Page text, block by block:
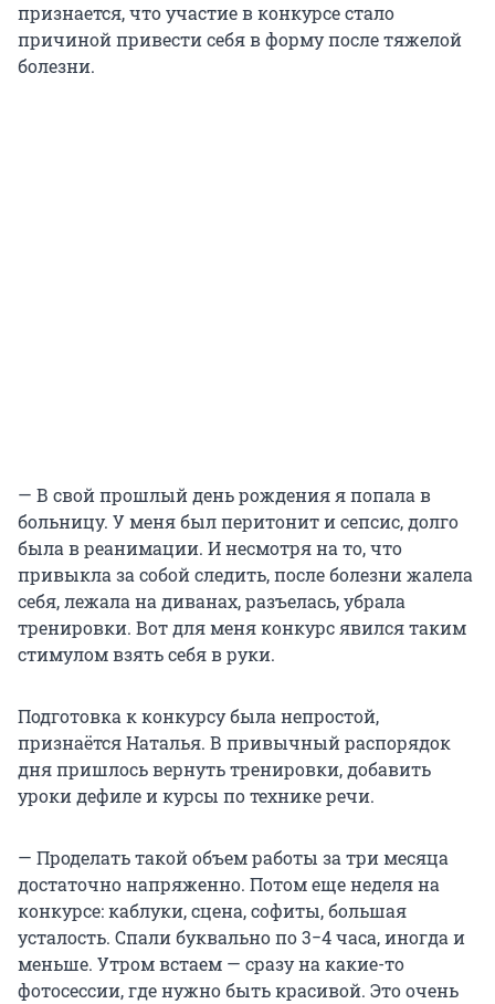
признается, что участие в конкурсе стало
причиной привести себя в форму после тяжелой
болезни.
— В свой прошлый день рождения я попала в
больницу. У меня был перитонит и сепсис, долго
была в реанимации. И несмотря на то, что
привыкла за собой следить, после болезни жалела
себя, лежала на диванах, разъелась, убрала
тренировки. Вот для меня конкурс явился таким
стимулом взять себя в руки.
Подготовка к конкурсу была непростой,
признаётся Наталья. В привычный распорядок
дня пришлось вернуть тренировки, добавить
уроки дефиле и курсы по технике речи.
— Проделать такой объем работы за три месяца
достаточно напряженно. Потом еще неделя на
конкурсе: каблуки, сцена, софиты, большая
усталость. Спали буквально по 3−4 часа, иногда и
меньше. Утром встаем — сразу на какие-то
фотосессии, где нужно быть красивой. Это очень